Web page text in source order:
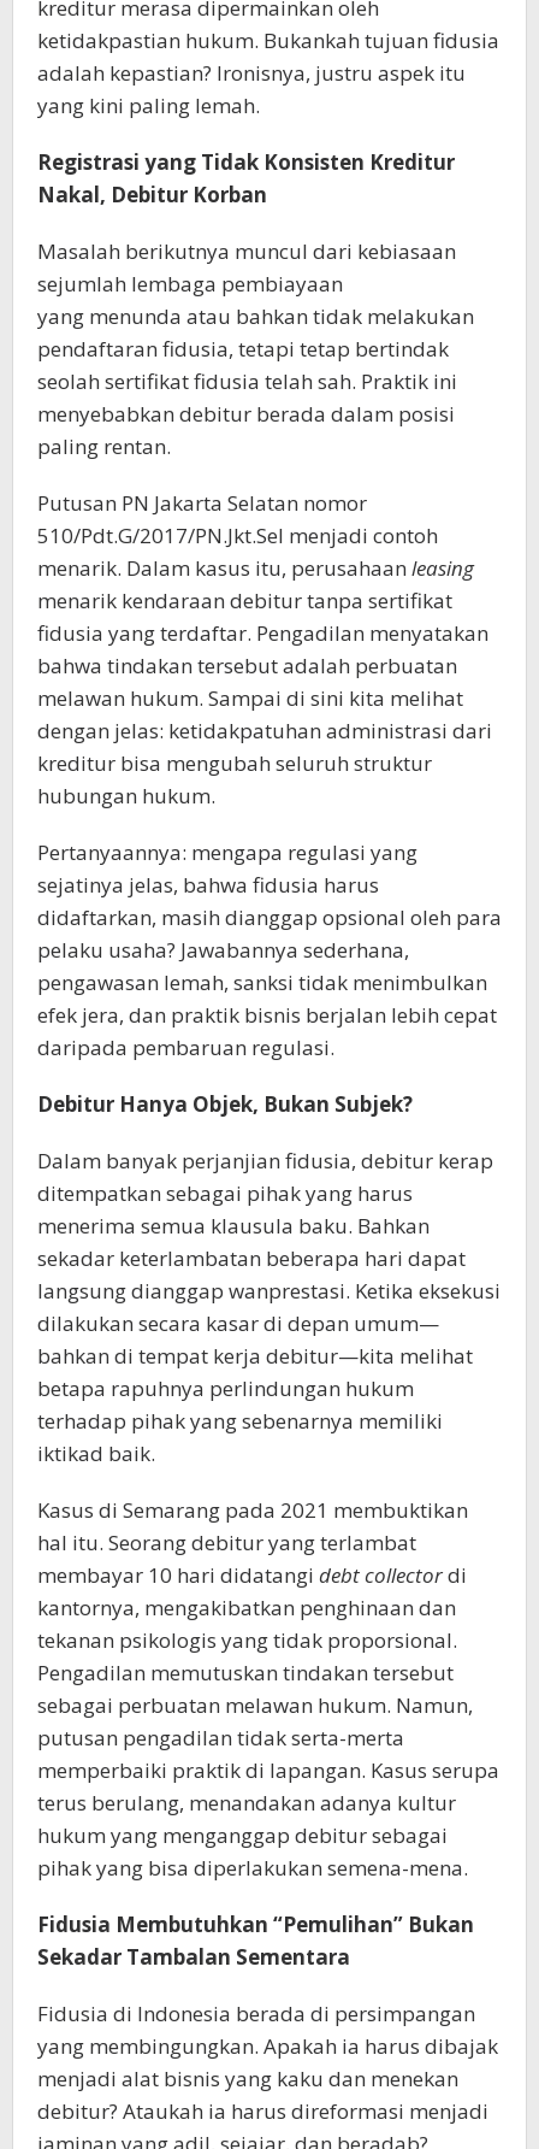
kreditur merasa dipermainkan oleh
ketidakpastian hukum. Bukankah tujuan fidusia
adalah kepastian? Ironisnya, justru aspek itu
yang kini paling lemah.
Registrasi yang Tidak Konsisten Kreditur
Nakal, Debitur Korban
Masalah berikutnya muncul dari kebiasaan
sejumlah lembaga pembiayaan
yang menunda atau bahkan tidak melakukan
pendaftaran fidusia, tetapi tetap bertindak
seolah sertifikat fidusia telah sah. Praktik ini
menyebabkan debitur berada dalam posisi
paling rentan.
Putusan PN Jakarta Selatan nomor
510/Pdt.G/2017/PN.Jkt.Sel menjadi contoh
menarik. Dalam kasus itu, perusahaan leasing
menarik kendaraan debitur tanpa sertifikat
fidusia yang terdaftar. Pengadilan menyatakan
bahwa tindakan tersebut adalah perbuatan
melawan hukum. Sampai di sini kita melihat
dengan jelas: ketidakpatuhan administrasi dari
kreditur bisa mengubah seluruh struktur
hubungan hukum.
Pertanyaannya: mengapa regulasi yang
sejatinya jelas, bahwa fidusia harus
didaftarkan, masih dianggap opsional oleh para
pelaku usaha? Jawabannya sederhana,
pengawasan lemah, sanksi tidak menimbulkan
efek jera, dan praktik bisnis berjalan lebih cepat
daripada pembaruan regulasi.
Debitur Hanya Objek, Bukan Subjek?
Dalam banyak perjanjian fidusia, debitur kerap
ditempatkan sebagai pihak yang harus
menerima semua klausula baku. Bahkan
sekadar keterlambatan beberapa hari dapat
langsung dianggap wanprestasi. Ketika eksekusi
dilakukan secara kasar di depan umum—
bahkan di tempat kerja debitur—kita melihat
betapa rapuhnya perlindungan hukum
terhadap pihak yang sebenarnya memiliki
iktikad baik.
Kasus di Semarang pada 2021 membuktikan
hal itu. Seorang debitur yang terlambat
membayar 10 hari didatangi debt collectordi
kantornya, mengakibatkan penghinaan dan
tekanan psikologis yang tidak proporsional.
Pengadilan memutuskan tindakan tersebut
sebagai perbuatan melawan hukum. Namun,
putusan pengadilan tidak serta-merta
memperbaiki praktik di lapangan. Kasus serupa
terus berulang, menandakan adanya kultur
hukum yang menganggap debitur sebagai
pihak yang bisa diperlakukan semena-mena.
Fidusia Membutuhkan “Pemulihan” Bukan
Sekadar Tambalan Sementara
Fidusia di Indonesia berada di persimpangan
yang membingungkan. Apakah ia harus dibajak
menjadi alat bisnis yang kaku dan menekan
debitur? Ataukah ia harus direformasi menjadi